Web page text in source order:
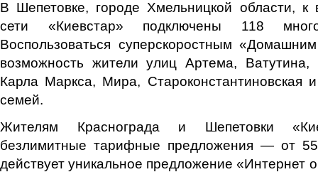
В Шепетовке, городе Хмельницкой области, к
сети «Киевстар» подключены 118
Воспользоваться суперскоростным
возможность жители улиц Артема, Ватутина,
Карла Маркса, Мира,
семей.
Жителям Краснограда и Шепетовки
безлимитные тарифные предложения — от
действует уникальное предложение «Интернет